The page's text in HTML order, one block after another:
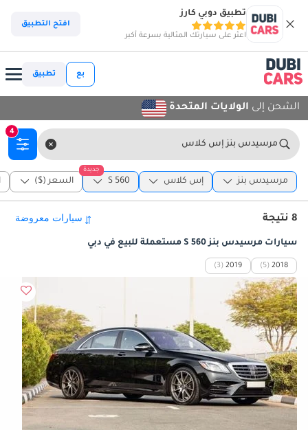
تطبيق دوبي كارز
اعثر على سيارتك المثالية بسرعة أكبر
افتح التطبيق
بع تطبيق
الشحن إلى الولايات المتحدة
مرسيدس بنز إس كلاس
4
مرسيدس بنز إس كلاس
جديدة
S 560 السعر ($)
8 نتيجة
سيارات مرسيدس بنز S 560 مستعملة للبيع في دبي
2018
(5)
2019
(3)